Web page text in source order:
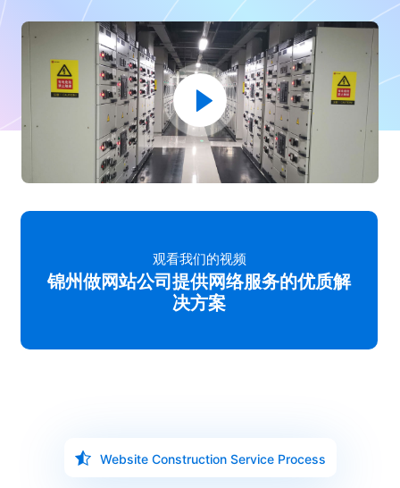
观看我们的视频
锦州做网站公司提供网络服务的优质解
决方案
Website Construction Service Process